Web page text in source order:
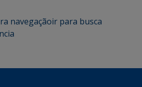
navegaçãoir para busca